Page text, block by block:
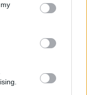
You may click to
third-party tags to
in below Google